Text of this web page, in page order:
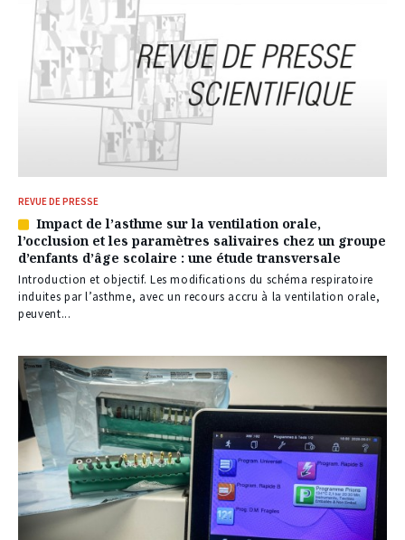
REVUE DE PRESSE
Article
réservé
à
nos
abonnés
Impact de l’asthme sur la ventilation orale,
l’occlusion et les paramètres salivaires chez un groupe
d’enfants d’âge scolaire : une étude transversale
Introduction et objectif. Les modifications du schéma respiratoire
induites par l’asthme, avec un recours accru à la ventilation orale,
peuvent...